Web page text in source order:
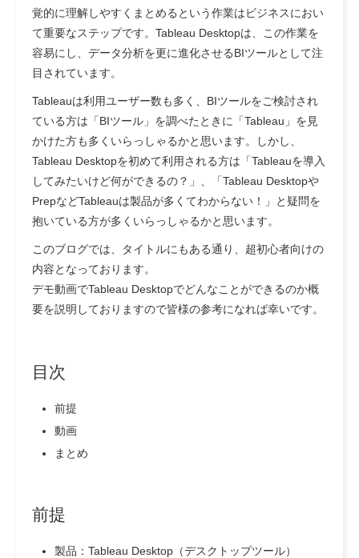
覚的に理解しやすくまとめるという作業はビジネスにおい
て重要なステップです。Tableau Desktopは、この作業を
容易にし、データ分析を更に進化させるBIツールとして注
目されています。
Tableauは利用ユーザー数も多く、BIツールをご検討され
ている方は「BIツール」を調べたときに「Tableau」を見
かけた方も多くいらっしゃるかと思います。しかし、
Tableau Desktopを初めて利用される方は「Tableauを導入
してみたいけど何ができるの？」、「Tableau Desktopや
PrepなどTableauは製品が多くてわからない！」と疑問を
抱いている方が多くいらっしゃるかと思います。
このブログでは、タイトルにもある通り、 超初心者向けの
内容となっております。
デモ動画でTableau Desktopでどんなことができるのか概
要を説明しておりますので皆様の参考になれば幸いです。
目次
前提
動画
まとめ
前提
製品：Tableau Desktop（デスクトップツール）